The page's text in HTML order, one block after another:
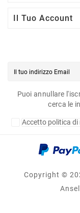
Il Tuo Account
Puoi annullare
cerca le
Accetto politica di
Copyright ©